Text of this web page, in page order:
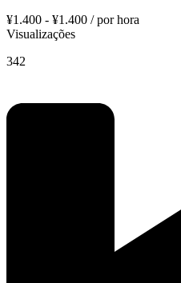
¥1.400 - ¥1.400 / por hora
Visualizações
342